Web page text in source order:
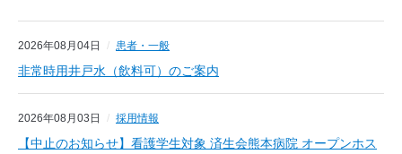
2026年08月04日 患者・一般
非常時用井戸水（飲料可）のご案内
2026年08月03日 採用情報
【中止のお知らせ】看護学生対象 済生会熊本病院 オープンホス